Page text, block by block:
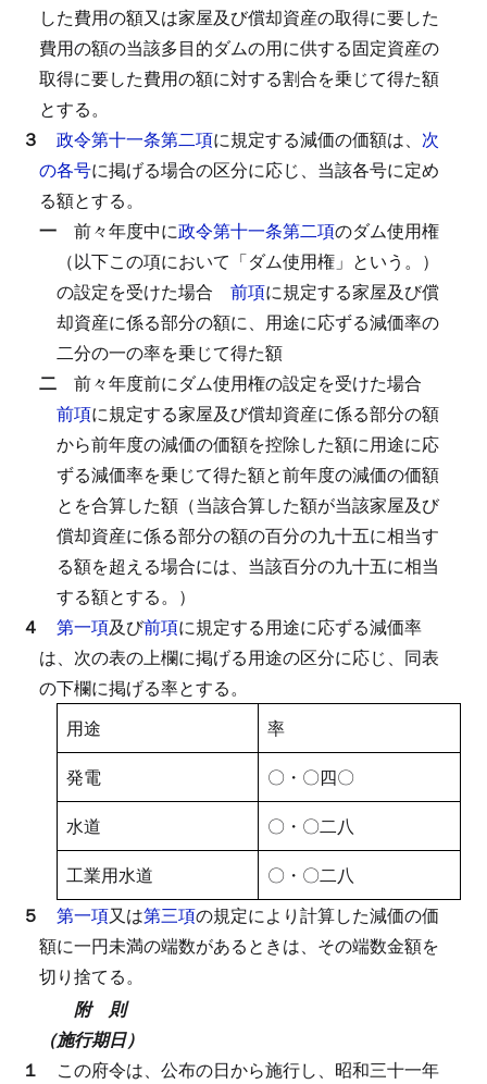
した費用の額又は家屋及び償却資産の取得に要した
費用の額の当該多目的ダムの用に供する固定資産の
取得に要した費用の額に対する割合を乗じて得た額
とする。
３ 政令第十一条第二項に規定する減価の価額は、 次
の各号に掲げる場合の区分に応じ、当該各号に定め
る額とする。
一 前々年度中に政令第十一条第二項のダム使用権
（以下この項において「ダム使用権」という。）
の設定を受けた場合
前項に規定する家屋及び償
却資産に係る部分の額に、用途に応ずる減価率の
二分の一の率を乗じて得た額
二 前々年度前にダム使用権の設定を受けた場合
前項に規定する家屋及び償却資産に係る部分の額
から前年度の減価の価額を控除した額に用途に応
ずる減価率を乗じて得た額と前年度の減価の価額
とを合算した額（当該合算した額が当該家屋及び
償却資産に係る部分の額の百分の九十五に相当す
る額を超える場合には、当該百分の九十五に相当
する額とする。）
４ 第一項及び前項に規定する用途に応ずる減価率
は、次の表の上欄に掲げる用途の区分に応じ、同表
の下欄に掲げる率とする。
用途
率
発電
〇・〇四〇
水道
〇・〇二八
工業用水道
〇・〇二八
５ 第一項又は第三項の規定により計算した減価の価
額に一円未満の端数があるときは、その端数金額を
切り捨てる。
附 則
（施行期日）
１ この府令は、公布の日から施行し、昭和三十一年